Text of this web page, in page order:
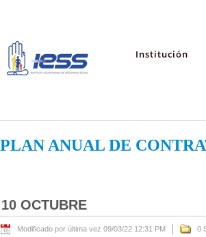
Institución
PLAN ANUAL DE
10 OCTUBRE
Modificado por última vez 09/03/22 12:31 PM 0